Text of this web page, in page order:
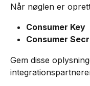
Når nøglen er
Consumer Key
Consumer
Gem disse